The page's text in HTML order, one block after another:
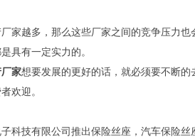
家越多，那么这些厂家之间的竞争压力
具有一定实力的。
家想要发展的更好的话，就必须要不断
欢迎。
科技有限公司推出保险丝座，汽车保险